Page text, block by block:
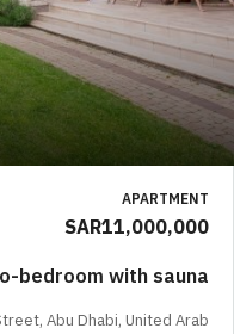
APARTMENT
SAR11,000,000
bedroom with sauna
Abu Dhabi, United Arab